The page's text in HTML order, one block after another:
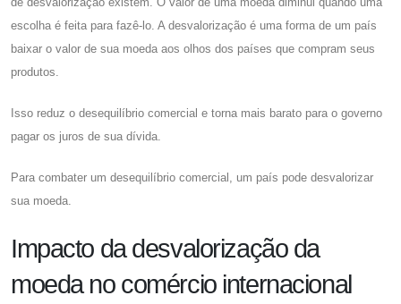
escolha é feita para fazê-lo. A desvalorização é uma forma de um país
baixar o valor de sua moeda aos olhos dos países que compram seus
produtos.
Isso reduz o desequilíbrio comercial e torna mais barato para o governo
pagar os juros de sua dívida.
Para combater um desequilíbrio comercial, um país pode desvalorizar
sua moeda.
Impacto da desvalorização da
moeda no comércio internacional